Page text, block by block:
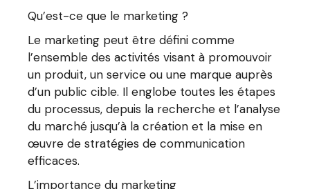
Qu’est-ce que le marketing ?
Le marketing peut être défini comme
l’ensemble des activités visant à promouvoir
un produit, un service ou une marque auprès
d’un public cible. Il englobe toutes les étapes
du processus, depuis la recherche et l’analyse
du marché jusqu’à la création et la mise en
œuvre de stratégies de communication
efficaces.
L’importance du marketing